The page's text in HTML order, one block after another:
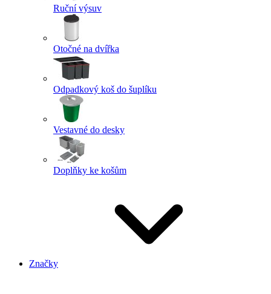
Ruční výsuv
Otočné na dvířka
Odpadkový koš do šuplíku
Vestavné do desky
Doplňky ke košům
Značky